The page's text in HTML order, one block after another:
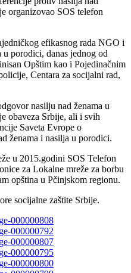
organizovao SOS telefon
efikasnog rada NGO i
porodici, danas jednog od
Opštim kao i Pojedinačnim
Centara za socijalni rad,
nasilju nad ženama u
obaveza Srbije, ali i svih
Saveta Evrope o
ženama i nasilja u porodici.
u 2015.godini SOS Telefon
za Lokalne mreže za borbu
opština u Pčinjskom regionu.
socijalne zaštite Srbije.
000000808
000000792
000000807
000000795
000000800